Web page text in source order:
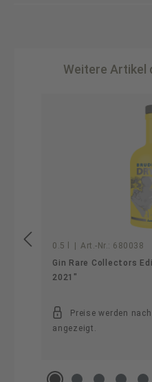
Weitere Artikel
0.5 l Art.-Nr.: 680038
Gin Rare Collectors
2021"
Preise werden
angezeigt.